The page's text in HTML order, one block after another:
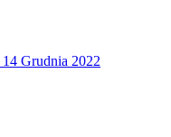
14 Grudnia 2022